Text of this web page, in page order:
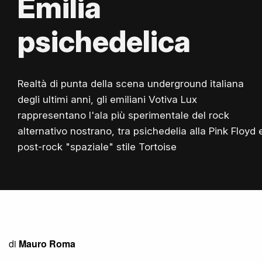
Emilia
psichedelica
Realtà di punta della scena underground italiana
degli ultimi anni, gli emiliani Votiva Lux
rappresentano l'ala più sperimentale del rock
alternativo nostrano, tra psichedelia alla Pink Floyd
post-rock "spaziale" stile Tortoise
di Mauro Roma